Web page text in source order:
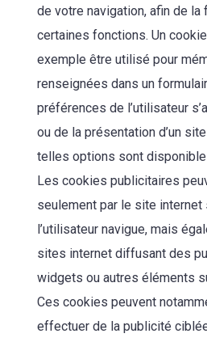
de votre navigation, afin de la
certaines fonctions. Un
exemple être utilisé pour
renseignées dans un
préférences de l’utilisateur
ou de la présentation d’un
telles options sont
Les cookies publicitaires
seulement par le site internet
l’utilisateur navigue, mais
sites internet diffusant des
widgets ou autres éléments
Ces cookies peuvent
effectuer de la publicité